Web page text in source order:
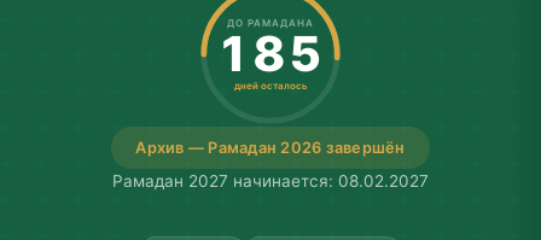
Архив — Рамадан 2026 завершён
ДО РАМАДАНА
185
дней осталось
Рамадан 2027 начинается: 08.02.2027